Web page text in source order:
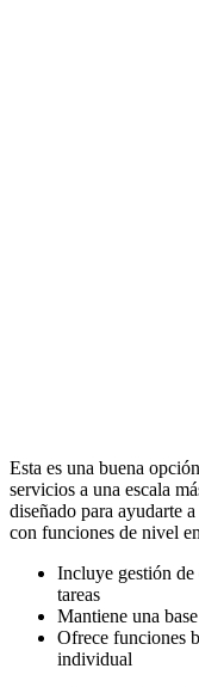
Esta es una buena
servicios a una escala
diseñado para ayudarte
con funciones de nivel
Incluye gestión de
tareas
Mantiene una
Ofrece funciones
individual